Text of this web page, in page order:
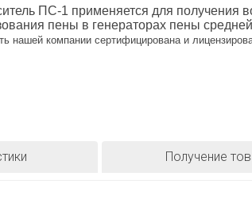
ПС-1 применяется для получения
пены в генераторах пены средней
нашей компании сертифицирована и
Получение